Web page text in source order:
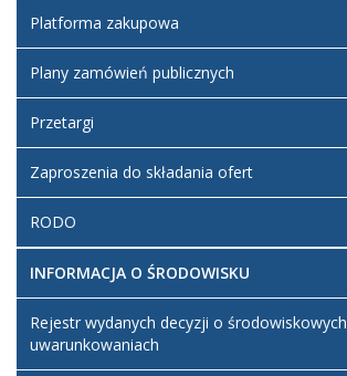
Platforma zakupowa
Plany zamówień publicznych
Przetargi
Zaproszenia do składania ofert
RODO
INFORMACJA O ŚRODOWISKU
Rejestr wydanych decyzji o środowiskowych
uwarunkowaniach